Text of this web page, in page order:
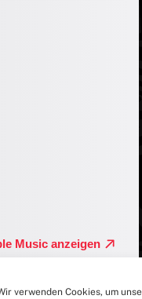
verwenden Cookies, um